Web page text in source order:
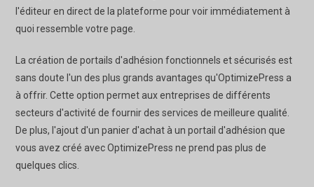
l'éditeur en direct de la plateforme pour voir immédiatement à
quoi ressemble votre page.
La création de portails d'adhésion fonctionnels et sécurisés est
sans doute l'un des plus grands avantages qu'OptimizePress a
à offrir. Cette option permet aux entreprises de différents
secteurs d'activité de fournir des services de meilleure qualité.
De plus, l'ajout d'un panier d'achat à un portail d'adhésion que
vous avez créé avec OptimizePress ne prend pas plus de
quelques clics.